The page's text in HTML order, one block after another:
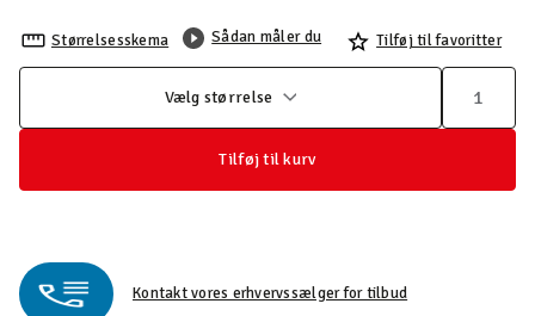
Størrelsesskema Sådan måler du Tilføj til favoritter
Vælg størrelse
Tilføj til kurv
Kontakt vores erhvervssælger for tilbud